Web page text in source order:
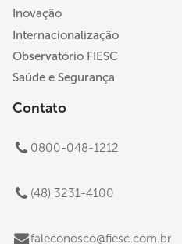
Inovação
Internacionalização
Observatório FIESC
Saúde e Segurança
Contato
0800-048-1212
(48) 3231-4100
faleconosco@fiesc.com.br